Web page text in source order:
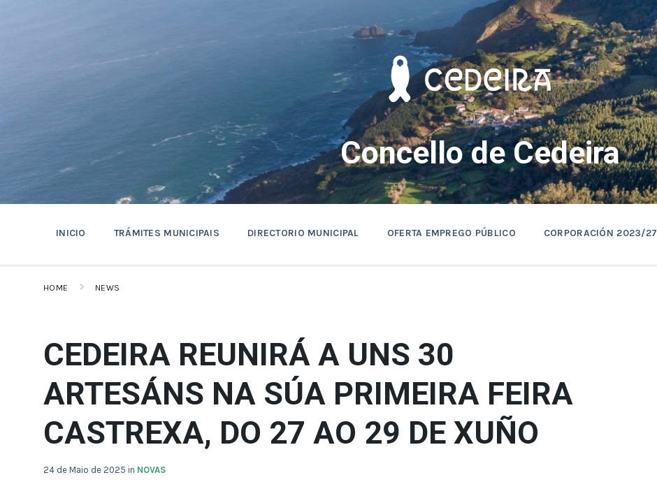
Concello de Cedeira
INICIO TRÁMITES MUNICIPAIS DIRECTORIO MUNICIPAL OFERTA EMPREGO PÚBLICO CORPORACIÓN 2023/27
HOME NEWS
CEDEIRA REUNIRÁ A UNS 30
ARTESÁNS NA SÚA PRIMEIRA FEIRA
CASTREXA, DO 27 AO 29 DE XUÑO
24 de Maio de 2025 in NOVAS